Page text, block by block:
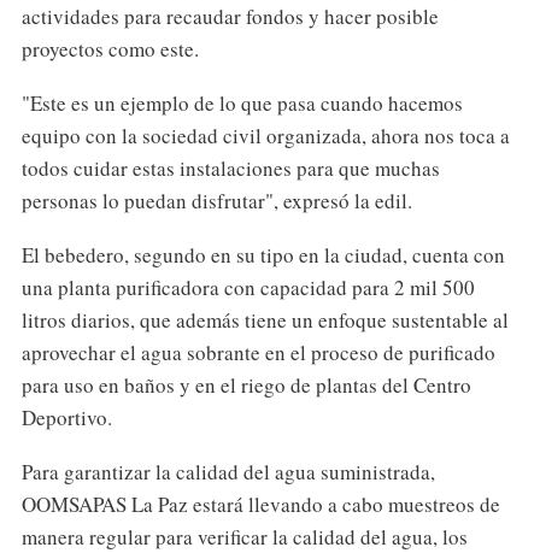
actividades para recaudar fondos y hacer posible
proyectos como este.
"Este es un ejemplo de lo que pasa cuando hacemos
equipo con la sociedad civil organizada, ahora nos toca a
todos cuidar estas instalaciones para que muchas
personas lo puedan disfrutar", expresó la edil.
El bebedero, segundo en su tipo en la ciudad, cuenta con
una planta purificadora con capacidad para 2 mil 500
litros diarios, que además tiene un enfoque sustentable al
aprovechar el agua sobrante en el proceso de purificado
para uso en baños y en el riego de plantas del Centro
Deportivo.
Para garantizar la calidad del agua suministrada,
OOMSAPAS La Paz estará llevando a cabo muestreos de
manera regular para verificar la calidad del agua, los